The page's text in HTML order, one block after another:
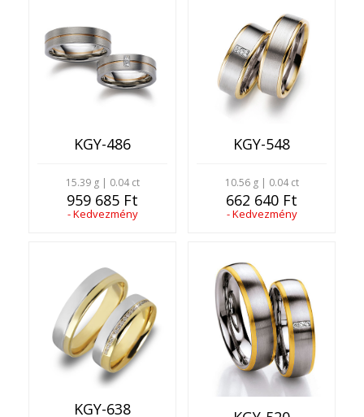
KGY-486
15.39 g | 0.04 ct
959 685 Ft
- Kedvezmény
KGY-548
10.56 g | 0.04 ct
662 640 Ft
- Kedvezmény
KGY-638